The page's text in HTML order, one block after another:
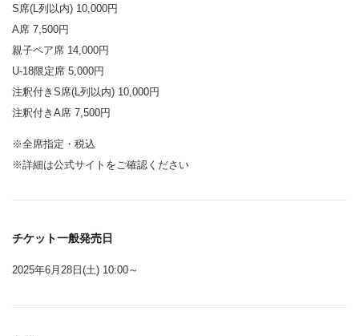
S席(L列以内) 10,000円
A席 7,500円
親子ペア席 14,000円
U-18限定席 5,000円
注釈付きS席(L列以内) 10,000円
注釈付きA席 7,500円
※全席指定・税込
※詳細は公式サイトをご確認ください
チケット一般発売日
2025年6月28日(土) 10:00～